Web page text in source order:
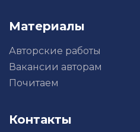
Материалы
Авторские работы
Вакансии авторам
Почитаем
Контакты